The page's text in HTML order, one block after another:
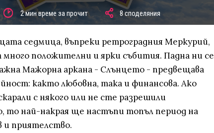
2 мин време за прочит 8 споделяния
седмица, въпреки ретроградния Меркурий,
много положителни и ярки събития. Падна ни се
Мажорна аркана - Слънцето - предвещава
както любовна, така и финансова. Ако
с някого или не сте разрешили
то най-накрая ще настъпи топъл период на
и приятелство.